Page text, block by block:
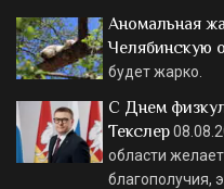
Аномальная
Челябинскую
будет жарко.
С Днем
Текслер
области
благополучия,